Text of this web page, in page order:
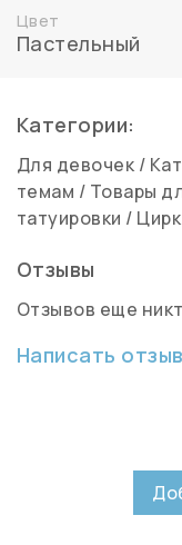
Цвет
Пастельный
Категории:
Для девочек /
темам / Товары
татуировки /
Отзывы
Отзывов еще
Написать отзыв